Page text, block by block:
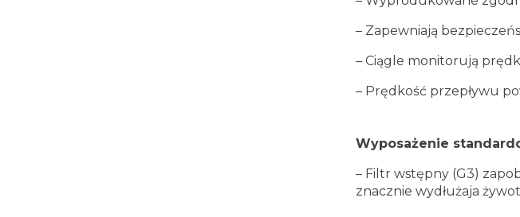
– Zapewniają
– Ciągle monitorują
– Prędkość przepływu
Wyposażenie
– Filtr wstępny (G3)
znacznie wydłużaja